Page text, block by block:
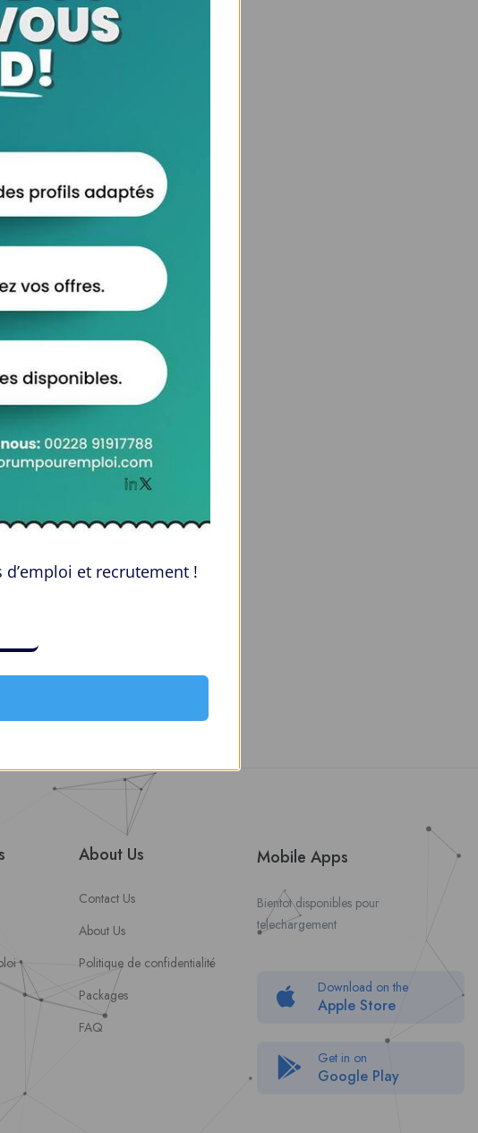
About Us
Contact Us
About Us
Politique de confidentialité
Packages
FAQ
Mobile Apps
Bientot disponibles pour
telechargement
Download on the
Apple Store
Get in on
Google Play
et recrutement !